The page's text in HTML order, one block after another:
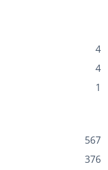
4
4
1
567
376